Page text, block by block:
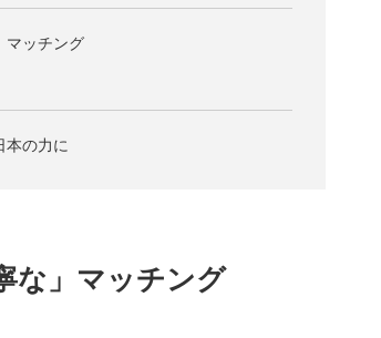
マッチング
本の力に
な」マッチング